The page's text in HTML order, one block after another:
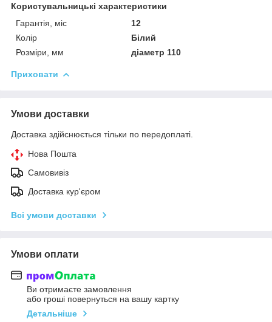
Користувальницькі характеристики
Гарантія, міс
12
Колір
Білий
Розміри, мм
діаметр 110
Приховати
Умови доставки
Доставка здійснюється тільки по передоплаті.
Нова Пошта
Самовивіз
Доставка кур'єром
Всі умови доставки
Умови оплати
Ви отримаєте замовлення
або гроші повернуться на вашу картку
Детальніше